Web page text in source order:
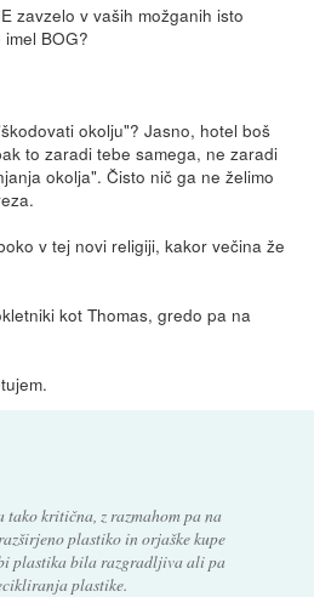
zavzelo v vaših možganih isto
BOG?
okolju"? Jasno, hotel boš
to zaradi tebe samega, ne zaradi
okolja". Čisto nič ga ne želimo
v tej novi religiji, kakor večina že
kot Thomas, gredo pa na
kritična, z razmahom pa na
plastiko in orjaške kupe
plastika bila razgradljiva ali pa
plastike.